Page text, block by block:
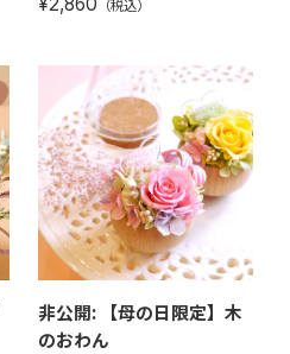
（税込）
非公開: 【母の日限定】木
のおわん